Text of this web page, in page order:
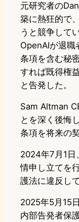
元研究者の
築に熱狂的で
うと競争して
OpenAIが退職
条項を含む秘
すれば既得権
と告発した。
Sam Altman
とを深く後悔
条項を将来の
2024年7月1日
情申し立てを
護法に違反し
2025年5月15
内部告発者保